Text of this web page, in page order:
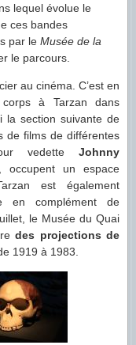
lequel évolue le
ces bandes
par le Musée de la
le parcours.
au cinéma. C’est en
à Tarzan dans
la section suivante de
de films de différentes
vedette Johnny
un espace
est également
en complément de
le Musée du Quai
des projections de
1919 à 1983.